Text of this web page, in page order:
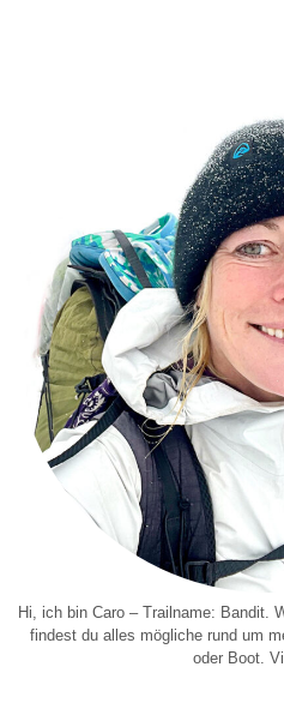
Hi, ich bin Caro – Trailname: Bandit.
findest du alles mögliche rund um
oder Boot.